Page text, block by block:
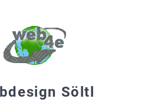
Söltl